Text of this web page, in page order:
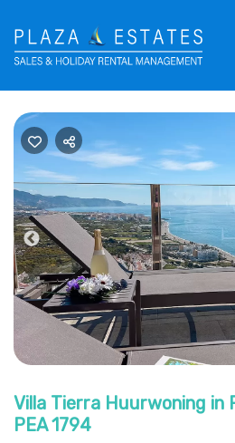
Previous
Villa Tierra Huurwoning in
PEA 1794